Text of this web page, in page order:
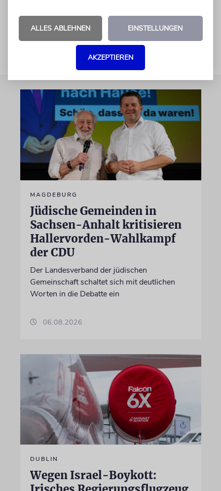
ziehen.
MAGDEBURG
Jüdische Gemeinden in
Sachsen-Anhalt kritisieren
Hallervorden-Wahlkampf
der CDU
Der Landesverband der jüdischen
Gemeinschaft schaltet sich mit deutlichen
Worten in die Debatte ein
06.08.2026
DUBLIN
Wegen Israel-Boykott:
ALLES ABLEHNEN EINSTELLUNGEN
AKZEPTIEREN